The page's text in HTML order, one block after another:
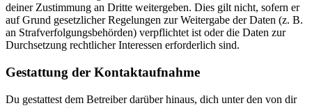
deiner Zustimmung an Dritte weitergeben. Dies gilt nicht, sofern er
auf Grund gesetzlicher Regelungen zur Weitergabe der Daten (z. B.
an Strafverfolgungsbehörden) verpflichtet ist oder die Daten zur
Durchsetzung rechtlicher Interessen erforderlich sind.
Gestattung der Kontaktaufnahme
Du gestattest dem Betreiber darüber hinaus, dich unter den von dir